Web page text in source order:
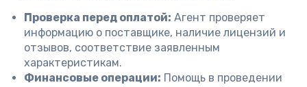
Проверка перед оплатой: Агент проверяет
информацию о поставщике, наличие лицензий и
отзывов, соответствие заявленным
характеристикам.
Финансовые операции: Помощь в проведении